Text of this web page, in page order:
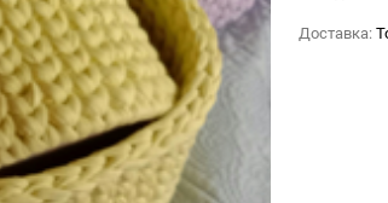
Доставка: